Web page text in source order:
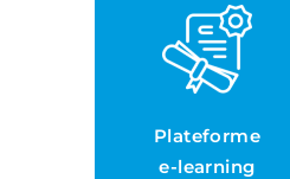
Plateforme
e-learning